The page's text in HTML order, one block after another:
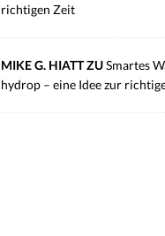
richtigen Zeit
MIKE G. HIATT ZUSmartes
hydrop – eine Idee zur